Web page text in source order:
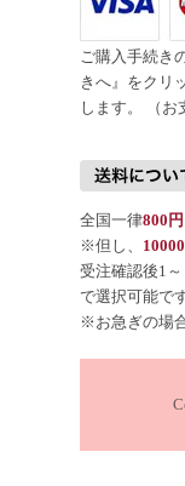
ご購入手続き
きへ』をクリ
します。 （お
全国一律800円
※但し、
受注確認後1
で選択可能です
※お急ぎの場